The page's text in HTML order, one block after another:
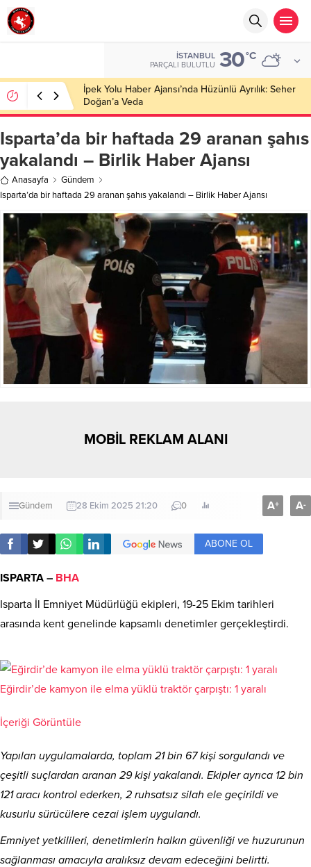
İSTANBUL
PARÇALI BULUTLU 30°C
Isparta’da bir haftada 29 aranan şahıs
yakalandı – Birlik Haber Ajansı
Anasayfa
Gündem
Isparta’da bir haftada 29 aranan şahıs yakalandı – Birlik Haber Ajansı
MOBİL REKLAM ALANI
Gündem 28 Ekim 2025 21:20 0 A+ A-
ABONE OL
ISPARTA – BHA
Isparta İl Emniyet Müdürlüğü ekipleri, 19-25 Ekim tarihleri
arasında kent genelinde kapsamlı denetimler gerçekleştirdi.
Eğirdir’de kamyon ile elma yüklü traktör çarpıştı: 1 yaralı
İçeriği Görüntüle
Yapılan uygulamalarda, toplam 21 bin 67 kişi sorgulandı ve
çeşitli suçlardan aranan 29 kişi yakalandı. Ekipler ayrıca 12 bin
121 aracı kontrol ederken, 2 ruhsatsız silah ele geçirildi ve
kusurlu sürücülere cezai işlem uygulandı.
Emniyet yetkilileri, denetimlerin halkın güvenliği ve huzurunun
sağlanması amacıyla aralıksız devam edeceğini belirtti.